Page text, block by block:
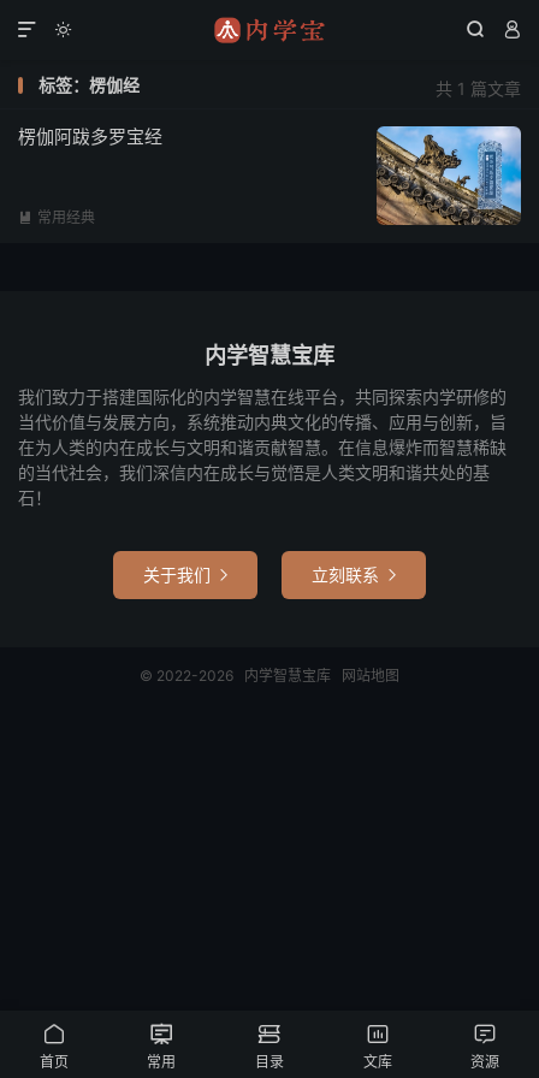
  

共 1 篇文章
标签：楞伽经
楞伽阿跋多罗宝经
 常用经典
内学智慧宝库
我们致力于搭建国际化的内学智慧在线平台，共同探索内学研修的
当代价值与发展方向，系统推动内典文化的传播、应用与创新，旨
在为人类的内在成长与文明和谐贡献智慧。在信息爆炸而智慧稀缺
的当代社会，我们深信内在成长与觉悟是人类文明和谐共处的基
石！
关于我们  立刻联系 
© 2022-2026 内学智慧宝库 网站地图

首页

常用

目录

文库

资源